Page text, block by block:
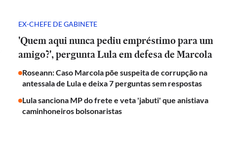
EX-CHEFE DE GABINETE
'Quem aqui nunca pediu empréstimo para um
amigo?', pergunta Lula em defesa de Marcola
Roseann: Caso Marcola põe suspeita de corrupção na
antessala de Lula e deixa 7 perguntas sem respostas
Lula sanciona MP do frete e veta 'jabuti' que anistiava
caminhoneiros bolsonaristas